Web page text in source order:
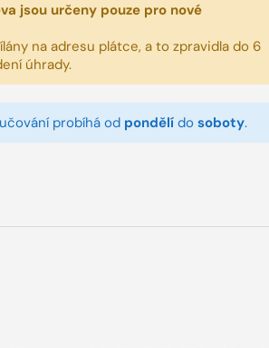
jsou určeny pouze pro nové
na adresu plátce, a to zpravidla do 6
úhrady.
probíhá od pondělído soboty.